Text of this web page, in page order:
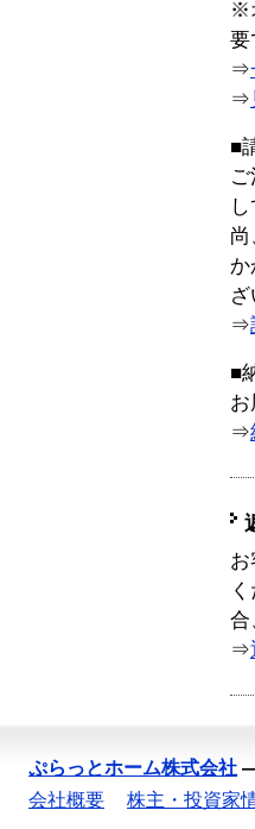
※
要
⇒
⇒
■
ざ
⇒
■
⇒
合
⇒
ぷらっとホーム株式会社
会社概要
株主・投資家